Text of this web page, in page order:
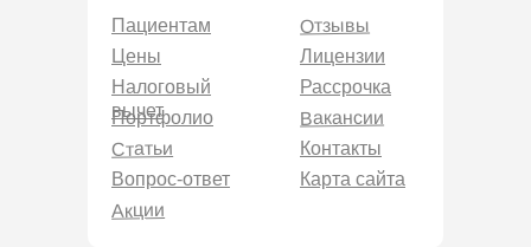
Акции
Вопрос-ответ
Статьи
Портфолио
Налоговый
вычет
Цены
Пациентам
Контакты
Вакансии
Рассрочка
Лицензии
Отзывы
Карта сайта